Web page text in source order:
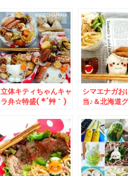
立体キティちゃんキャ
ラ弁☆特盛( *´艸｀)
マグロ～～～～～～～
シマエナガお
当♪＆北海道
本店×平田と